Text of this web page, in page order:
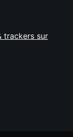
trackers sur